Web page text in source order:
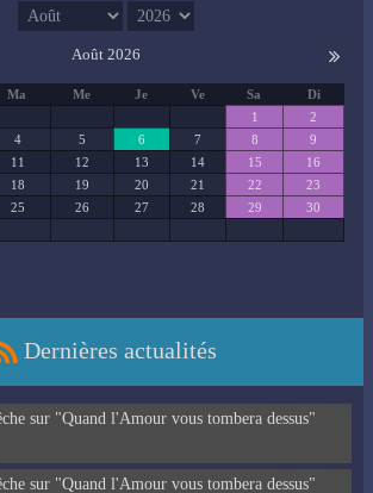
Août 2026
Ma Me Je Ve Sa
Di
1
2
4 5 6 7 8
9
11 12 13 14 15
16
18 19 20 21 22
23
25 26 27 28 29
30
Dernières actualités
sur "Quand l'Amour vous tombera dessus"
sur "Quand l'Amour vous tombera dessus"